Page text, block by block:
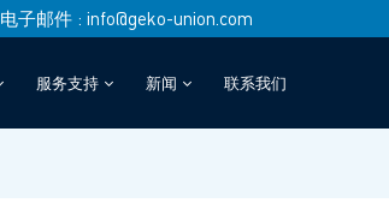
电子邮件 : info@geko-union.com
服务支持 新闻 联系我们